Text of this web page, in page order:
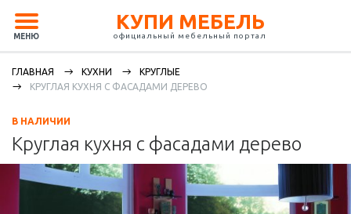
МЕНЮ
КУПИ МЕБЕЛЬ
официальный мебельный портал
ГЛАВНАЯ КУХНИ
КРУГЛЫЕ
КРУГЛАЯ КУХНЯ С ФАСАДАМИ ДЕРЕВО
В НАЛИЧИИ
Круглая кухня с фасадами дерево